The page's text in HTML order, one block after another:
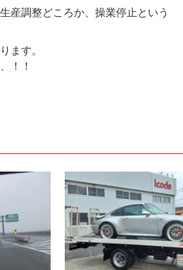
産調整どころか、操業停止という
ます。
！！